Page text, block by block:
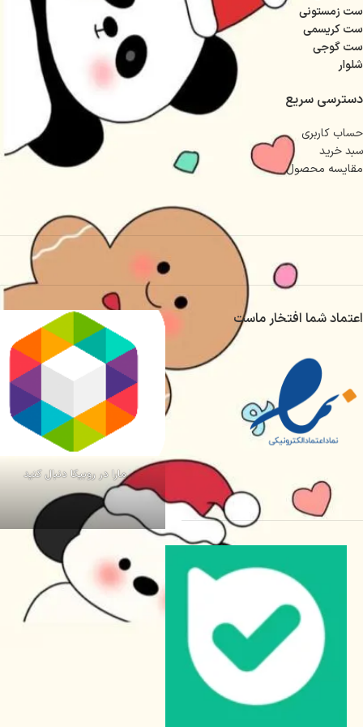
ست زمستونی
ست کریسمی
ست گوجی
شلوار
دسترسی سریع
حساب کاربری
سبد خرید
مقایسه محصول
اعتماد شما افتخار ماست
مارا در روبیکا دنبال کنید